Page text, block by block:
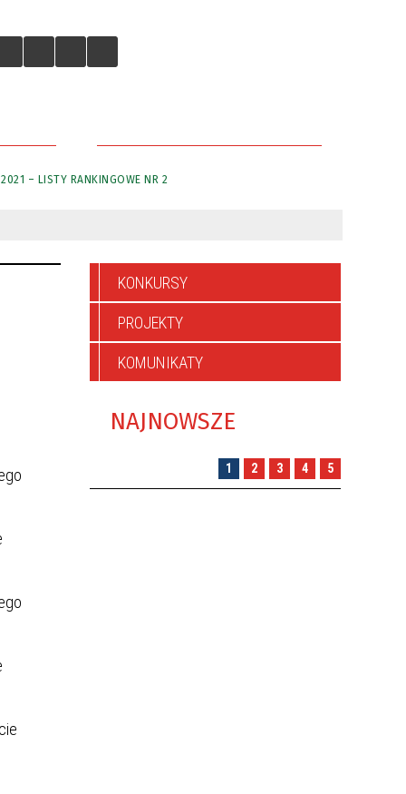
– LISTY RANKINGOWE NR 2
KONKURSY
PROJEKTY
KOMUNIKATY
NAJNOWSZE
1 2 3 4 5